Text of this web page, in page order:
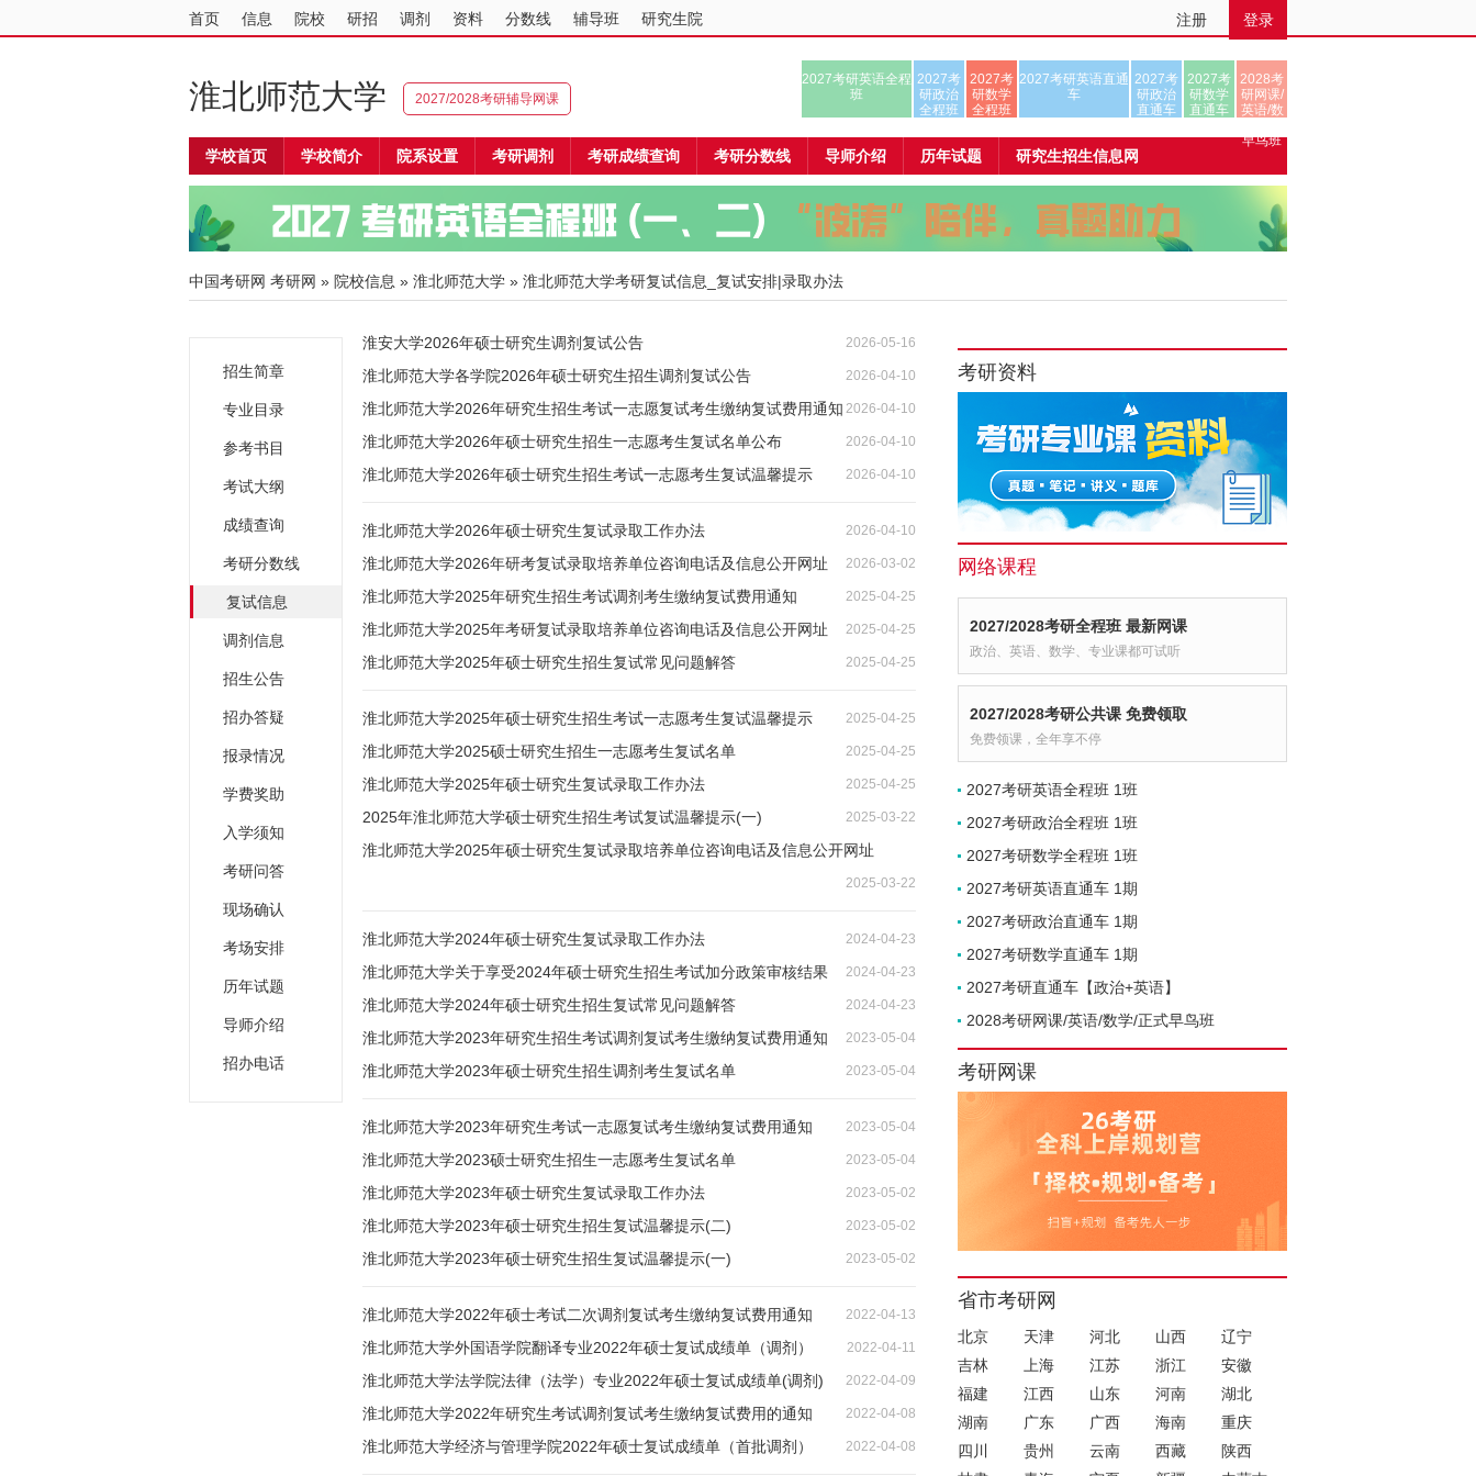
首页 信息 院校 研招 调剂 资料 分数线 辅导班 研究生院 注册 登录
淮北师范大学 2027/2028考研辅导网课
2027考研英语全程
班
2027考
研政治
全程班
2027考
研数学
全程班
2027考研英语直通
车
2027考
研政治
直通车
2027考
研数学
直通车
2028考
研网课/
英语/数
早鸟班
学校首页 学校简介 院系设置 考研调剂 考研成绩查询 考研分数线 导师介绍 历年试题 研究生招生信息网
中国考研网 考研网 » 院校信息 » 淮北师范大学 » 淮北师范大学考研复试信息_复试安排|录取办法
招生简章
专业目录
参考书目
考试大纲
成绩查询
考研分数线
复试信息
调剂信息
招生公告
招办答疑
报录情况
学费奖助
入学须知
考研问答
现场确认
考场安排
历年试题
导师介绍
招办电话
淮安大学2026年硕士研究生调剂复试公告 2026-05-16
淮北师范大学各学院2026年硕士研究生招生调剂复试公告 2026-04-10
淮北师范大学2026年研究生招生考试一志愿复试考生缴纳复试费用通知 2026-04-10
淮北师范大学2026年硕士研究生招生一志愿考生复试名单公布 2026-04-10
淮北师范大学2026年硕士研究生招生考试一志愿考生复试温馨提示 2026-04-10
淮北师范大学2026年硕士研究生复试录取工作办法 2026-04-10
淮北师范大学2026年研考复试录取培养单位咨询电话及信息公开网址 2026-03-02
淮北师范大学2025年研究生招生考试调剂考生缴纳复试费用通知 2025-04-25
淮北师范大学2025年考研复试录取培养单位咨询电话及信息公开网址 2025-04-25
淮北师范大学2025年硕士研究生招生复试常见问题解答 2025-04-25
淮北师范大学2025年硕士研究生招生考试一志愿考生复试温馨提示 2025-04-25
淮北师范大学2025硕士研究生招生一志愿考生复试名单 2025-04-25
淮北师范大学2025年硕士研究生复试录取工作办法 2025-04-25
2025年淮北师范大学硕士研究生招生考试复试温馨提示(一) 2025-03-22
淮北师范大学2025年硕士研究生复试录取培养单位咨询电话及信息公开网址
2025-03-22
淮北师范大学2024年硕士研究生复试录取工作办法 2024-04-23
淮北师范大学关于享受2024年硕士研究生招生考试加分政策审核结果 2024-04-23
淮北师范大学2024年硕士研究生招生复试常见问题解答 2024-04-23
淮北师范大学2023年研究生招生考试调剂复试考生缴纳复试费用通知 2023-05-04
淮北师范大学2023年硕士研究生招生调剂考生复试名单 2023-05-04
淮北师范大学2023年研究生考试一志愿复试考生缴纳复试费用通知 2023-05-04
淮北师范大学2023硕士研究生招生一志愿考生复试名单 2023-05-04
淮北师范大学2023年硕士研究生复试录取工作办法 2023-05-02
淮北师范大学2023年硕士研究生招生复试温馨提示(二) 2023-05-02
淮北师范大学2023年硕士研究生招生复试温馨提示(一) 2023-05-02
淮北师范大学2022年硕士考试二次调剂复试考生缴纳复试费用通知 2022-04-13
淮北师范大学外国语学院翻译专业2022年硕士复试成绩单（调剂） 2022-04-11
淮北师范大学法学院法律（法学）专业2022年硕士复试成绩单(调剂) 2022-04-09
淮北师范大学2022年研究生考试调剂复试考生缴纳复试费用的通知 2022-04-08
淮北师范大学经济与管理学院2022年硕士复试成绩单（首批调剂） 2022-04-08
考研资料
网络课程
2027/2028考研全程班 最新网课
政治、英语、数学、专业课都可试听
2027/2028考研公共课 免费领取
免费领课，全年享不停
2027考研英语全程班 1班
2027考研政治全程班 1班
2027考研数学全程班 1班
2027考研英语直通车 1期
2027考研政治直通车 1期
2027考研数学直通车 1期
2027考研直通车【政治+英语】
2028考研网课/英语/数学/正式早鸟班
考研网课
省市考研网
北京 天津 河北 山西
辽宁
吉林
上海 江苏 浙江
安徽
福建
江西 山东 河南
湖北
湖南
广东 广西 海南
重庆
四川
贵州 云南 西藏
陕西